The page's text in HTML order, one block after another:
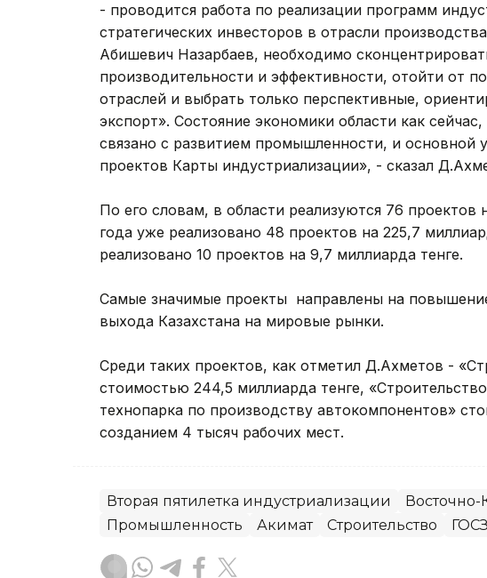
- проводится работа по реализации программ
стратегических инвесторов в отрасли
Абишевич Назарбаев, необходимо
производительности и эффективности, отойти от
отраслей и выбрать только перспективные,
экспорт». Состояние экономики области как
связано с развитием промышленности, и основной
проектов Карты индустриализации», - сказал
По его словам, в области реализуются 76 проектов
года уже реализовано 48 проектов на 225,7
реализовано 10 проектов на 9,7 миллиарда тенге.
Самые значимые проекты направлены на
выхода Казахстана на мировые рынки.
Среди таких проектов, как отметил Д.Ахметов -
стоимостью 244,5 миллиарда тенге,
технопарка по производству автокомпонентов»
созданием 4 тысяч рабочих мест.
Вторая пятилетка индустриализации Восточно-
Промышленность
Акимат Строительство